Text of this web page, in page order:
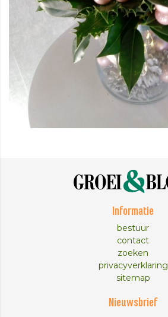
Informatie
bestuur
contact
zoeken
privacyverklaring
sitemap
Nieuwsbrief